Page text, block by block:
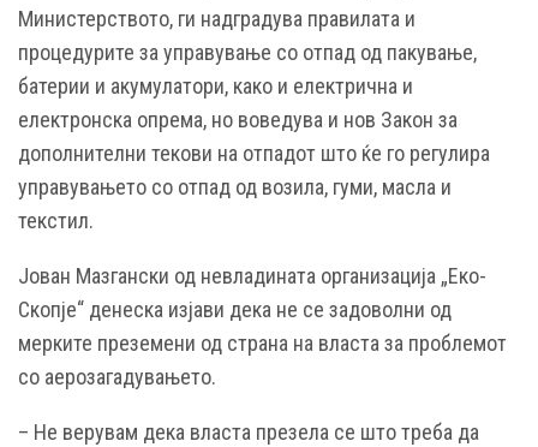
Министерството, ги надградува правилата и
процедурите за управување со отпад од пакување,
батерии и акумулатори, како и електрична и
електронска опрема, но воведува и нов Закон за
дополнителни текови на отпадот што ќе го регулира
управувањето со отпад од возила, гуми, масла и
текстил.
Јован Мазгански од невладината организација „Еко-
Скопје“ денеска изјави дека не се задоволни од
мерките преземени од страна на власта за проблемот
со аерозагадувањето.
– Не верувам дека власта презела се што треба да